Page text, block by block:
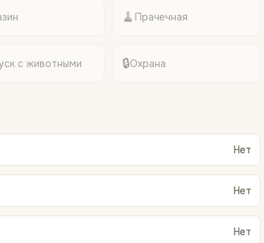
🧹 Прачечная
с животными 🔒Охрана
Нет
Нет
Нет